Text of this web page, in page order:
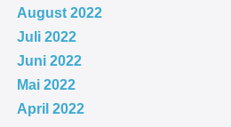
August 2022
Juli 2022
Juni 2022
Mai 2022
April 2022